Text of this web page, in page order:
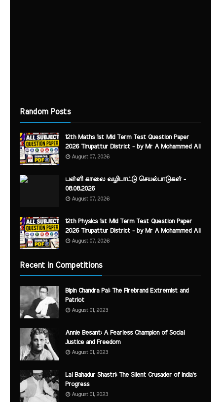
Random Posts
12th Maths 1st Mid Term Test Question Paper
2026 Tirupattur District - by Mr A Mohammed Ali
August 07, 2026
பள்ளி காலை வழிபாட்டு செயல்பாடுகள் -
08.08.2026
August 07, 2026
12th Physics 1st Mid Term Test Question Paper
2026 Tirupattur District - by Mr A Mohammed Ali
August 07, 2026
Recent in Competitions
Bipin Chandra Pal: The Firebrand Extremist and
Patriot
August 01, 2023
Annie Besant: A Fearless Champion of Social
Justice and Freedom
August 01, 2023
Lal Bahadur Shastri: The Silent Crusader of India's
Progress
August 01, 2023